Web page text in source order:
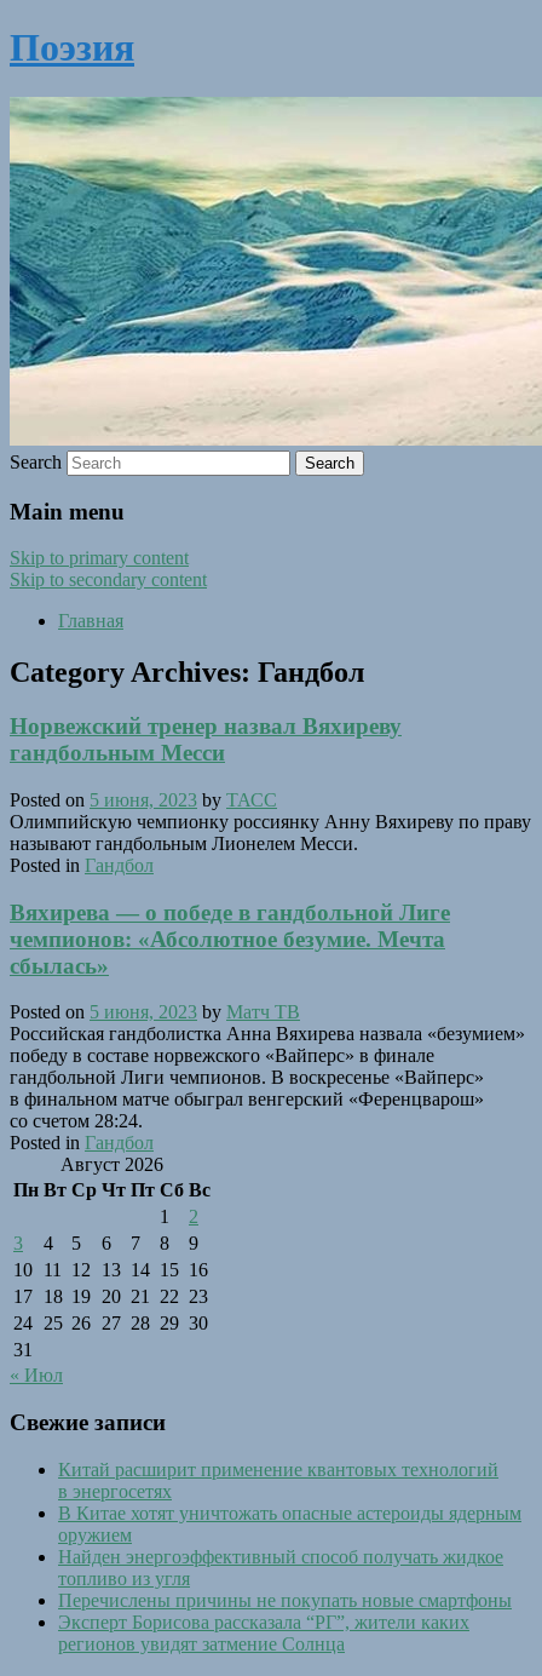
Поэзия
Search
Main menu
Skip to primary content
Skip to secondary content
Главная
Category Archives: Гандбол
Норвежский тренер назвал Вяхиреву
гандбольным Месси
Posted on 5 июня, 2023 by ТАСС
Олимпийскую чемпионку россиянку Анну Вяхиреву по праву
называют гандбольным Лионелем Месси.
Posted in Гандбол
Вяхирева — о победе в гандбольной Лиге
чемпионов: «Абсолютное безумие. Мечта
сбылась»
Posted on 5 июня, 2023 by Матч ТВ
Российская гандболистка Анна Вяхирева назвала «безумием»
победу в составе норвежского «Вайперс» в финале
гандбольной Лиги чемпионов. В воскресенье «Вайперс»
в финальном матче обыграл венгерский «Ференцварош»
со счетом 28:24.
Posted in Гандбол
Август 2026
Пн Вт Ср Чт Пт Сб Вс
1
2
3
4 5 6 7 8
9
10 11 12 13 14 15 16
17 18 19 20 21 22 23
24 25 26 27 28 29 30
31
« Июл
Свежие записи
Китай расширит применение квантовых технологий
в энергосетях
В Китае хотят уничтожать опасные астероиды ядерным
оружием
Найден энергоэффективный способ получать жидкое
топливо из угля
Перечислены причины не покупать новые смартфоны
Эксперт Борисова рассказала “РГ”, жители каких
регионов увидят затмение Солнца